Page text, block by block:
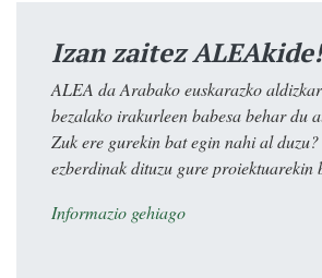
Izan zaitez ALEAkide!
ALEA da Arabako euskarazko
bezalako irakurleen babesa behar du
Zuk ere gurekin bat egin nahi al
ezberdinak dituzu gure proiektuarekin
Informazio gehiago